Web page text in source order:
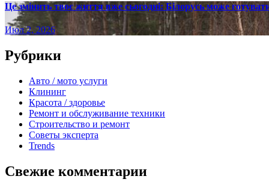
Це змінить твоє життя вже сьогодні: Білорусь може
Июл 2, 2026
Рубрики
Авто / мото услуги
Клининг
Красота / здоровье
Ремонт и обслуживание техники
Строительство и ремонт
Советы эксперта
Trends
Свежие комментарии